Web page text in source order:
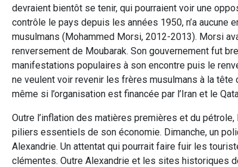
devraient bientôt se tenir, qui pourraient voir une
contrôle le pays depuis les années 1950, n’a aucune
musulmans (Mohammed Morsi, 2012-2013). Morsi
renversement de Moubarak. Son gouvernement fut
manifestations populaires à son encontre puis le
ne veulent voir revenir les frères musulmans à la
même si l’organisation est financée par l’Iran et le
Outre l’inflation des matières premières et du
piliers essentiels de son économie. Dimanche, un
Alexandrie. Un attentat qui pourrait faire fuir les
clémentes. Outre Alexandrie et les sites historiques